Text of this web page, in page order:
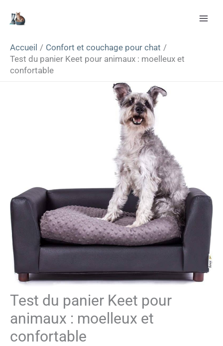
Accueil
Confort et couchage pour chat
Test du panier Keet pour animaux : moelleux et
confortable
Test du panier Keet pour
animaux : moelleux et
confortable